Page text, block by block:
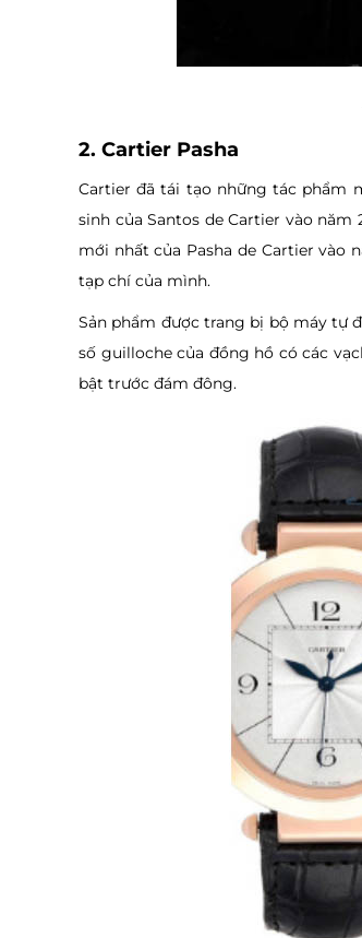
2. Cartier Pasha
Cartier đã tái tạo những tác phẩm
sinh của Santos de Cartier vào
mới nhất của Pasha de Cartier vào
tạp chí của mình.
Sản phẩm được trang bị bộ máy tự
số guilloche của đồng hồ có các
bật trước đám đông.